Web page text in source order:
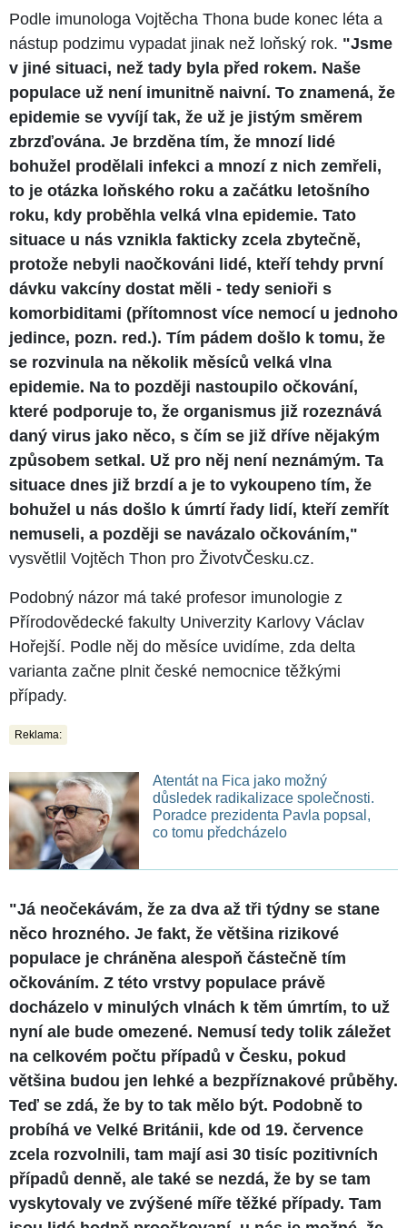
Podle imunologa Vojtěcha Thona bude konec léta a
nástup podzimu vypadat jinak než loňský rok. "Jsme
v jiné situaci, než tady byla před rokem. Naše
populace už není imunitně naivní. To znamená, že
epidemie se vyvíjí tak, že už je jistým směrem
zbrzďována. Je brzděna tím, že mnozí lidé
bohužel prodělali infekci a mnozí z nich zemřeli,
to je otázka loňského roku a začátku letošního
roku, kdy proběhla velká vlna epidemie. Tato
situace u nás vznikla fakticky zcela zbytečně,
protože nebyli naočkováni lidé, kteří tehdy první
dávku vakcíny dostat měli - tedy senioři s
komorbiditami (přítomnost více nemocí u jednoho
jedince, pozn. red.). Tím pádem došlo k tomu, že
se rozvinula na několik měsíců velká vlna
epidemie. Na to později nastoupilo očkování,
které podporuje to, že organismus již rozeznává
daný virus jako něco, s čím se již dříve nějakým
způsobem setkal. Už pro něj není neznámým. Ta
situace dnes již brzdí a je to vykoupeno tím, že
bohužel u nás došlo k úmrtí řady lidí, kteří zemřít
nemuseli, a později se navázalo očkováním,"
vysvětlil Vojtěch Thon pro ŽivotvČesku.cz.
Podobný názor má také profesor imunologie z
Přírodovědecké fakulty Univerzity Karlovy Václav
Hořejší. Podle něj do měsíce uvidíme, zda delta
varianta začne plnit české nemocnice těžkými
případy.
Reklama:
Atentát na Fica jako možný
důsledek radikalizace společnosti.
Poradce prezidenta Pavla popsal,
co tomu předcházelo
"Já neočekávám, že za dva až tři týdny se stane
něco hrozného. Je fakt, že většina rizikové
populace je chráněna alespoň částečně tím
očkováním. Z této vrstvy populace právě
docházelo v minulých vlnách k těm úmrtím, to už
nyní ale bude omezené. Nemusí tedy tolik záležet
na celkovém počtu případů v Česku, pokud
většina budou jen lehké a bezpříznakové průběhy.
Teď se zdá, že by to tak mělo být. Podobně to
probíhá ve Velké Británii, kde od 19. července
zcela rozvolnili, tam mají asi 30 tisíc pozitivních
případů denně, ale také se nezdá, že by se tam
vyskytovaly ve zvýšené míře těžké případy. Tam